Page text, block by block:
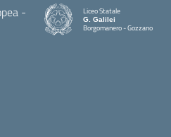
Liceo Statale
G. Galilei
Borgomanero - Gozzano